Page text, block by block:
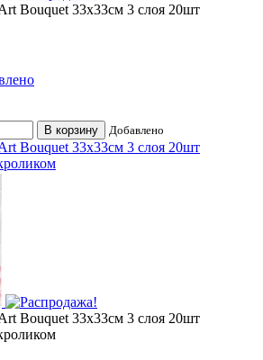
Bouquet 33х33см 3 слоя 20шт
В корзину Добавлено
Bouquet 33х33см 3 слоя 20шт
Bouquet 33х33см 3 слоя 20шт